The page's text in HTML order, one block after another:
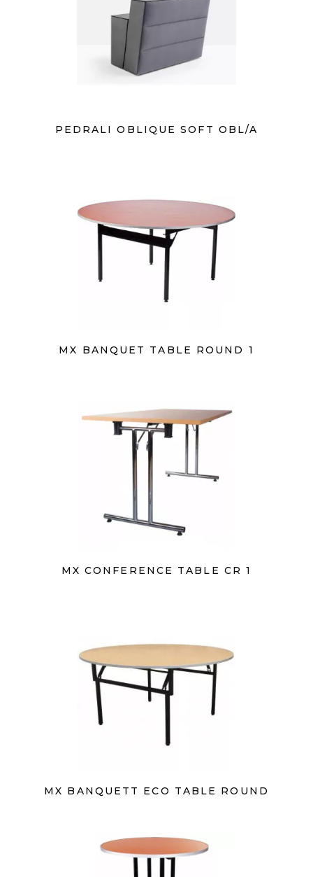
PEDRALI OBLIQUE SOFT OBL/A
MX BANQUET TABLE ROUND 1
MX CONFERENCE TABLE CR 1
MX BANQUETT ECO TABLE ROUND